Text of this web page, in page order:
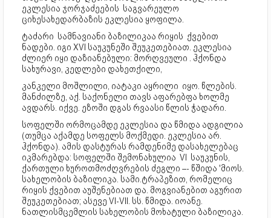
ეკლესია ჯორჯაძეების საგვარეულო
ციხესახედარბაზის ეკლესია ყოფილა.
ტაძარი სამნავიანი ბაზილიკაა რიყის ქვებით
ნადები. იგი XVI საუკუნეში შეუკეთებიათ. ეკლესია
ძლიერ იყი დაზიანებული: მორღვეული . ჰქონდა
სახურავი, კედლები დახეთქილი,
კანკელი მოშლილი, იატაკი აყრილი იყო. წლების.
მანძილზე, აქ. საქონელი თავს აფარებფა ხოლმე
ავდარს. იქვე. ეზოში დგას რვაასი წლის ჭადარი.
სოფელში ორმოცამდე ეკლესია და წმიდა ადგილია
(თუმცა აქამდე სოფელს მოქმედი. ეკლესია არ.
ჰქონდა). ამის დასტურას რამდენიმე დასახელებაც
იკმარებდა: სოფელში შემონახულია VI საუკუნის,
ქართული ხუროთმოძღვრების ძეგლი –- წშიდა 'მიოს.
სახელობის ბაზილიკა. სამი.ტრაპეზით, რომელიც
რიყის ქვებით აუშენებიათ და. მოგვიანებით აგურით
შეუკეთებიათ; ასევე VI-VII. სს. წმიდა. იოანე.
ნათლისმცემლის სახელობის მოხატული ბაზილიკა.